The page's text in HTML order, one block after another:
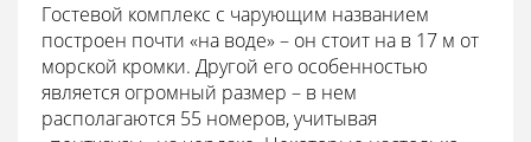
Гостевой комплекс с чарующим названием
построен почти «на воде» – он стоит на в 17 м от
морской кромки. Другой его особенностью
является огромный размер – в нем
располагаются 55 номеров, учитывая